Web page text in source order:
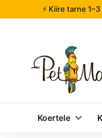
⚡ Kiire tarne
Koertele